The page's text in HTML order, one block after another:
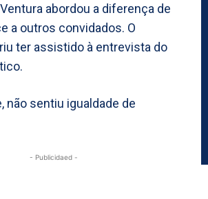
abordou a diferença de
a outros convidados. O
ter assistido à entrevista do
não sentiu igualdade de
- Publicidaed -